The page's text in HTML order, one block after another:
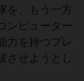
を、もう一方
ンピューター
力を持つプレ
させようとし